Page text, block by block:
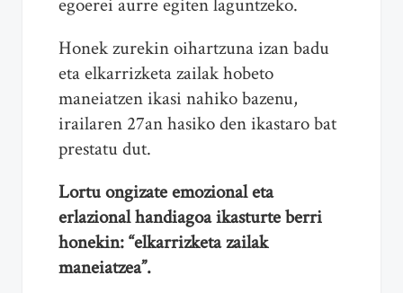
egoerei aurre egiten laguntzeko.
Honek zurekin oihartzuna izan badu
eta elkarrizketa zailak hobeto
maneiatzen ikasi nahiko bazenu,
irailaren 27an hasiko den ikastaro bat
prestatu dut.
Lortu ongizate emozional eta
erlazional handiagoa ikasturte berri
honekin: “elkarrizketa zailak
maneiatzea”.